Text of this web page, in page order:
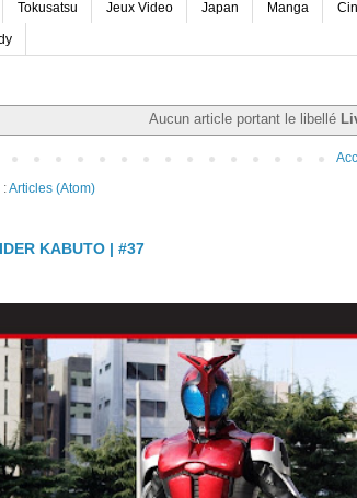
Tokusatsu Jeux Video Japan Manga
Aucun article portant le libellé
:Articles (Atom)
KABUTO | #37